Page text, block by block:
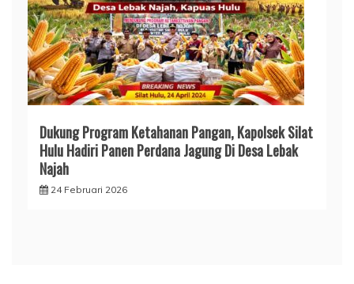
Dukung Program Ketahanan Pangan, Kapolsek Silat
Hulu Hadiri Panen Perdana Jagung Di Desa Lebak
Najah
24 Februari 2026